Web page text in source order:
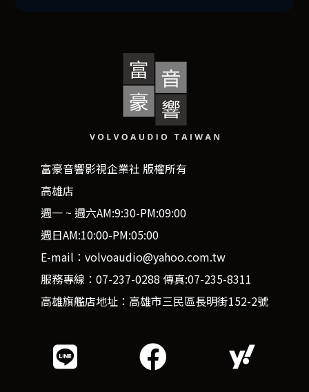
富豪音響影視企業社 版權所有
高雄店
週一 ~ 週六AM:9:30-PM:09:00
週日AM:10:00-PM:05:00
E-mail：volvoaudio@yahoo.com.tw
服務專線：07-237-0288 傳真:07-235-8311
高雄旗艦店地址：高雄市三民區長明街152-2號